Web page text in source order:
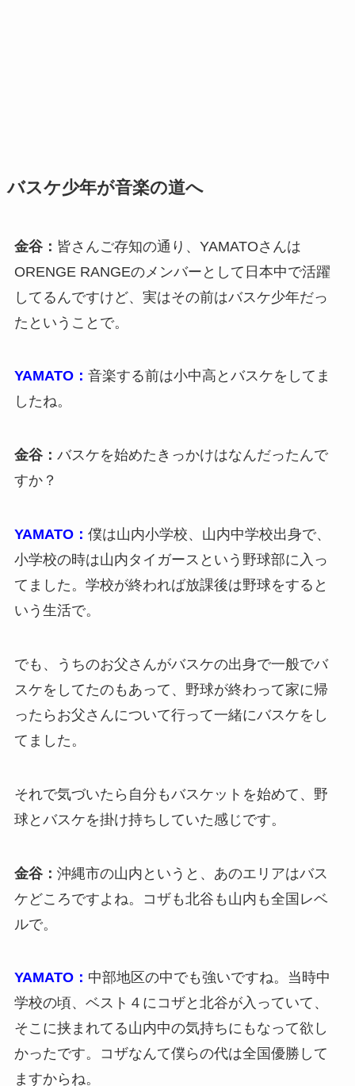
バスケ少年が音楽の道へ
金谷： 皆さんご存知の通り、YAMATOさんは
ORENGE RANGEのメンバーとして日本中で活躍
してるんですけど、実はその前はバスケ少年だっ
たということで。
YAMATO： 音楽する前は小中高とバスケをしてま
したね。
金谷： バスケを始めたきっかけはなんだったんで
すか？
YAMATO： 僕は山内小学校、山内中学校出身で、
小学校の時は山内タイガースという野球部に入っ
てました。学校が終われば放課後は野球をすると
いう生活で。
でも、うちのお父さんがバスケの出身で一般でバ
スケをしてたのもあって、野球が終わって家に帰
ったらお父さんについて行って一緒にバスケをし
てました。
それで気づいたら自分もバスケットを始めて、野
球とバスケを掛け持ちしていた感じです。
金谷： 沖縄市の山内というと、あのエリアはバス
ケどころですよね。コザも北谷も山内も全国レベ
ルで。
YAMATO： 中部地区の中でも強いですね。当時中
学校の頃、ベスト４にコザと北谷が入っていて、
そこに挟まれてる山内中の気持ちにもなって欲し
かったです。コザなんて僕らの代は全国優勝して
ますからね。